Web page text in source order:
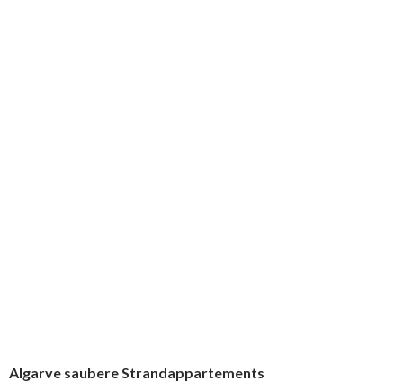
Algarve saubere Strandappartements